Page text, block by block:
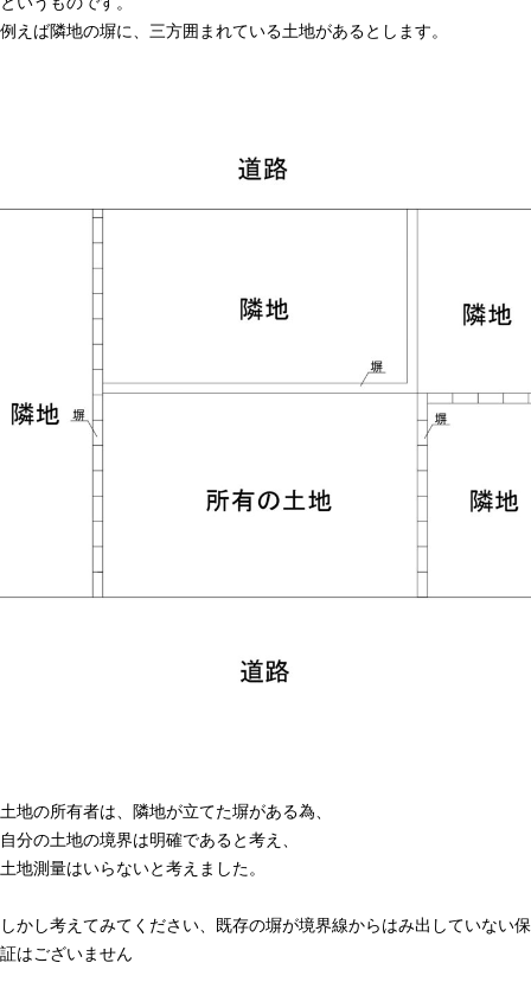
例えば隣地の塀に、三方囲まれている土地があるとします。
土地の所有者は、隣地が立てた塀がある為、
自分の土地の境界は明確であると考え、
土地測量はいらないと考えました。
しかし考えてみてください、既存の塀が境界線からはみ出していない保
証はございません